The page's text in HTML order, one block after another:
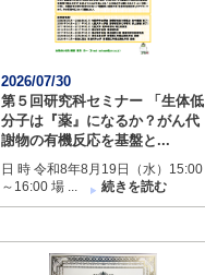
2026/07/30
第５回研究科セミナー 「生体低
分子は『薬』になるか？がん代
謝物の有機反応を基盤と...
日 時 令和8年8月19日（水）15:00
～16:00 場 ...
続きを読む